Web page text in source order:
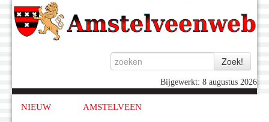
Bijgewerkt: 8 augustus 2026
NIEUW AMSTELVEEN